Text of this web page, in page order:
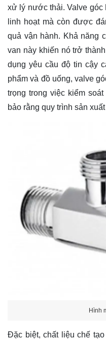
xử lý nước thải. Valve góc
linh hoạt mà còn được
quả vận hành. Khả năng
van này khiến nó trở
dụng yêu cầu độ tin cậy
phẩm và đồ uống, valve
trọng trong việc kiểm
bảo rằng quy trình sản
Hình
Đặc biệt, chất liệu chế